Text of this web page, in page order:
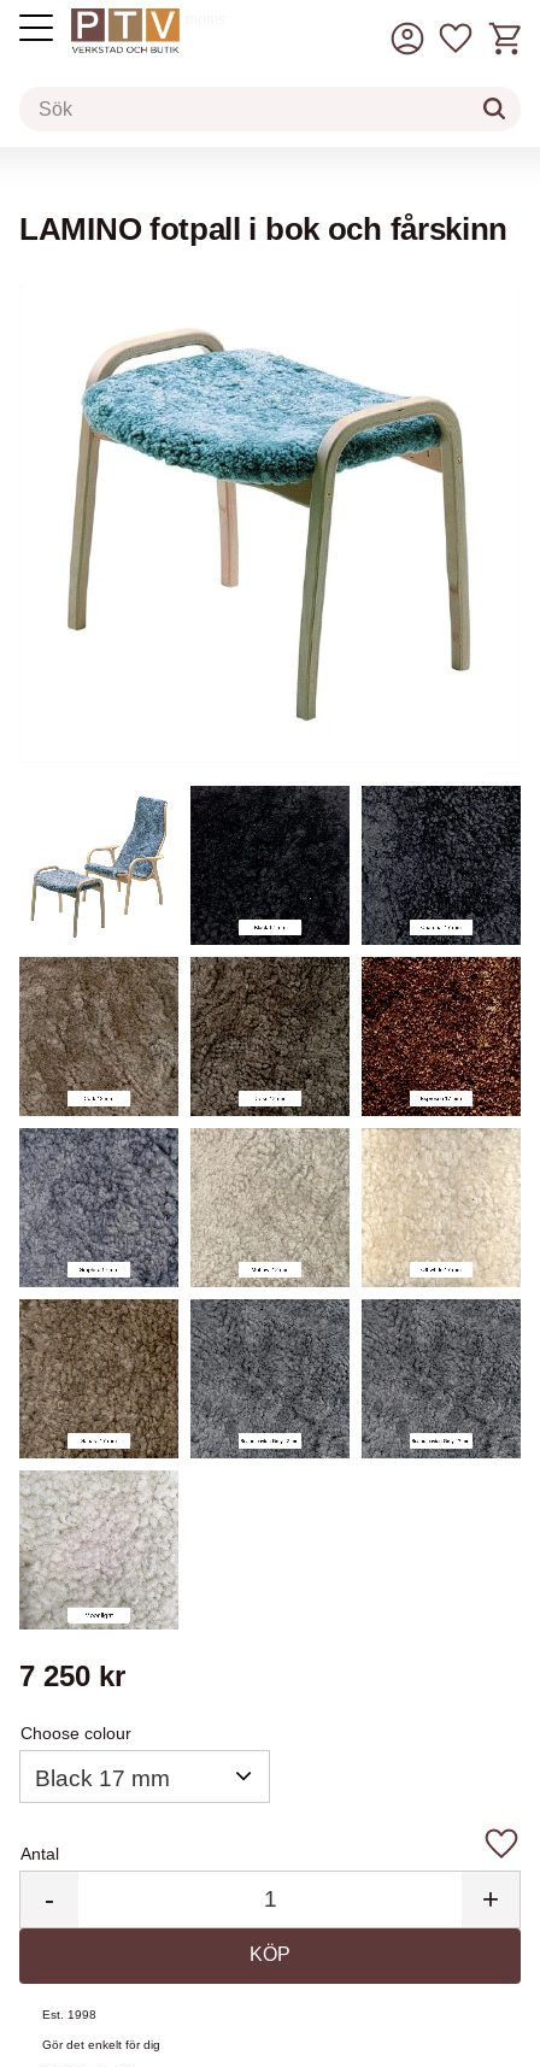
inkl. moms
LAMINO fotpall i bok och fårskinn
7 250 kr
Choose colour
Antal
+
-
KÖP
Est. 1998
Gör det enkelt för dig